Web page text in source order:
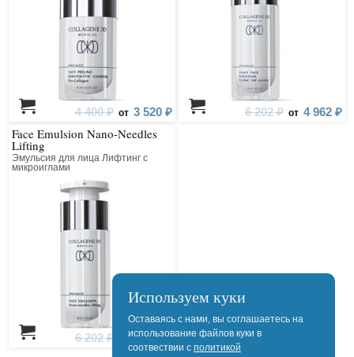
4 400 ₽ от 3 520 ₽ 6 202 ₽ от 4 962 ₽
Face Emulsion Nano-Needles
Lifting
Эмульсия для лица Лифтинг с
микроиглами
6 202 ₽ от 4 962 ₽
Используем куки
Оставаясь с нами, вы соглашаетесь на
использование файлов куки в
соотвествии с политикой